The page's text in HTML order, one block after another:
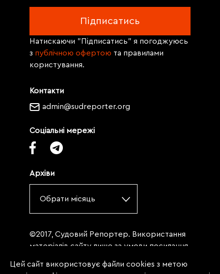
Контакти
admin@sudreporter.org
Соціальні мережі
Архіви
Обрати місяць
Натискаючи "Підписатись" я погоджуюсь
з публічною офертою та правилами
користування.
©2017, Судовий Репортер. Використання
матеріалів сайту лише за умови посилання
«Судовий репортер» не нижче третього
Цей сайт використовує файли cookies з метою